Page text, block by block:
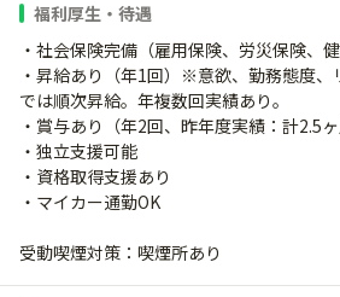
福利厚生・待遇
・社会保険完備（雇用保険、労災保険、
・昇給あり（年1回）※意欲、勤務態度
では順次昇給。年複数回実績あり。
・賞与あり（年2回、昨年度実績：計2.5ヶ
・独立支援可能
・資格取得支援あり
・マイカー通勤OK
受動喫煙対策：喫煙所あり